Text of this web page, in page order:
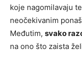
koje nagomilavaju
neočekivanim
Međutim, svako
na ono što zaista